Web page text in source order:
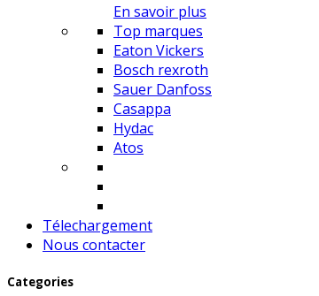
En savoir plus
Top marques
Eaton Vickers
Bosch rexroth
Sauer Danfoss
Casappa
Hydac
Atos
Télechargement
Nous contacter
Categories